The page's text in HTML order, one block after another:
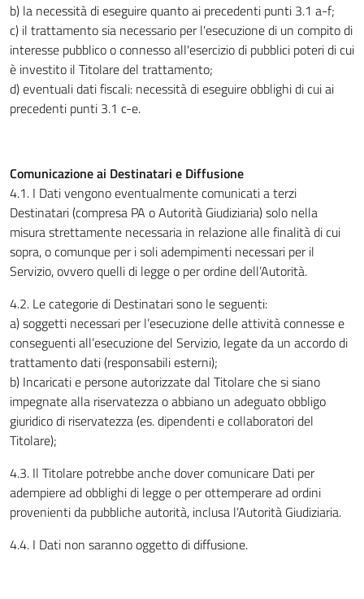
b) la necessità di eseguire quanto ai precedenti punti 3.1 a-f;
c) il trattamento sia necessario per l'esecuzione di un compito di
interesse pubblico o connesso all'esercizio di pubblici poteri di cui
è investito il Titolare del trattamento;
d) eventuali dati fiscali: necessità di eseguire obblighi di cui ai
precedenti punti 3.1 c-e.
Comunicazione ai Destinatari e Diffusione
4.1. I Dati vengono eventualmente comunicati a terzi
Destinatari (compresa PA o Autorità Giudiziaria) solo nella
misura strettamente necessaria in relazione alle finalità di cui
sopra, o comunque per i soli adempimenti necessari per il
Servizio, ovvero quelli di legge o per ordine dell’Autorità.
4.2. Le categorie di Destinatari sono le seguenti:
a) soggetti necessari per l’esecuzione delle attività connesse e
conseguenti all’esecuzione del Servizio, legate da un accordo di
trattamento dati (responsabili esterni);
b) Incaricati e persone autorizzate dal Titolare che si siano
impegnate alla riservatezza o abbiano un adeguato obbligo
giuridico di riservatezza (es. dipendenti e collaboratori del
Titolare);
4.3. Il Titolare potrebbe anche dover comunicare Dati per
adempiere ad obblighi di legge o per ottemperare ad ordini
provenienti da pubbliche autorità, inclusa l’Autorità Giudiziaria.
4.4. I Dati non saranno oggetto di diffusione.